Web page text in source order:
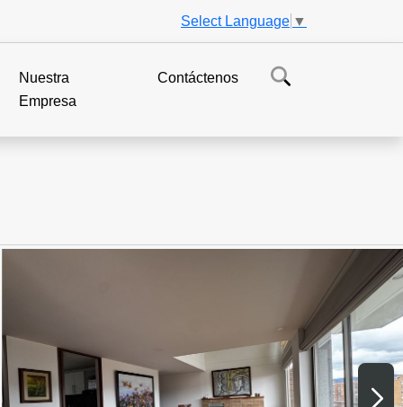
Select Language ▼
Nuestra
Empresa
Contáctenos